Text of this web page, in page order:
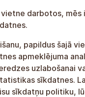
vietne darbotos, mēs
papildus šajā
apmeklējuma
uzlabošanai
sīkdatnes.
sīkdatņu politiku,